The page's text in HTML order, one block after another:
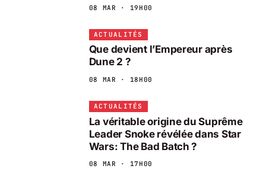
08 MAR · 19H00
ACTUALITÉS
Que devient l’Empereur après
Dune 2 ?
08 MAR · 18H00
ACTUALITÉS
La véritable origine du Suprême
Leader Snoke révélée dans Star
Wars: The Bad Batch ?
08 MAR · 17H00